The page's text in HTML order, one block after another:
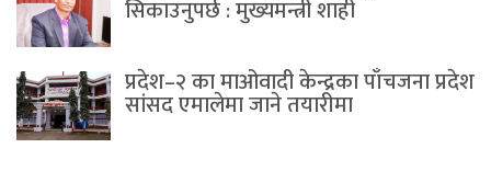
सिकाउनुपर्छ : मुख्यमन्त्री शाही
प्रदेश–२ का माओवादी केन्द्रका पाँचजना प्रदेश
सांसद एमालेमा जाने तयारीमा